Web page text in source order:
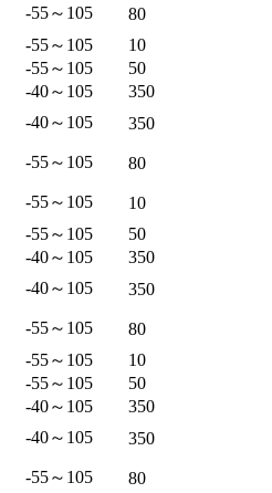
-55～105
80
-55～105
10
-55～105
50
-40～105
350
-40～105 350
-55～105 80
-55～105
10
-55～105
50
-40～105
350
-40～105 350
-55～105
80
-55～105
10
-55～105
50
-40～105
350
-40～105 350
-55～105 80